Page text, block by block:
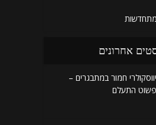
אחרונים
חמור במתבגרים –
פשוט התעלם